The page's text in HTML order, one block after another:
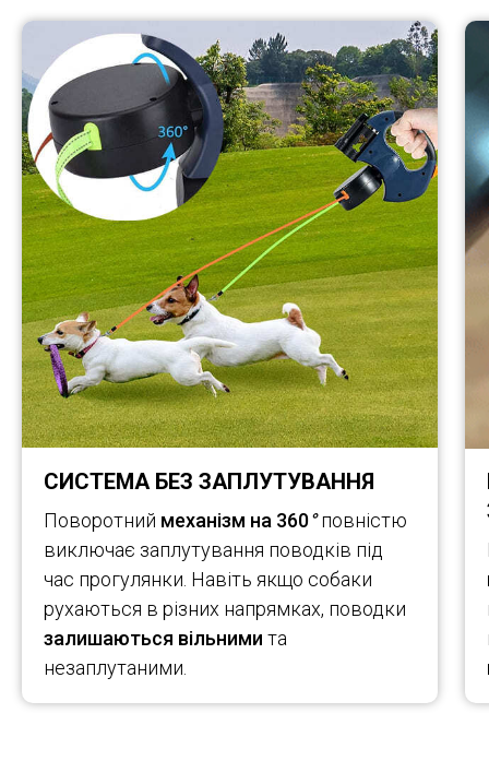
СИСТЕМА БЕЗ ЗАПЛУТУВАННЯ
Поворотний механізм на 360° повністю
виключає заплутування поводків під
час прогулянки. Навіть якщо собаки
рухаються в різних напрямках, поводки
залишаються вільними та
незаплутаними.